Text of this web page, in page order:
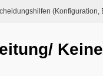
(Konfiguration,